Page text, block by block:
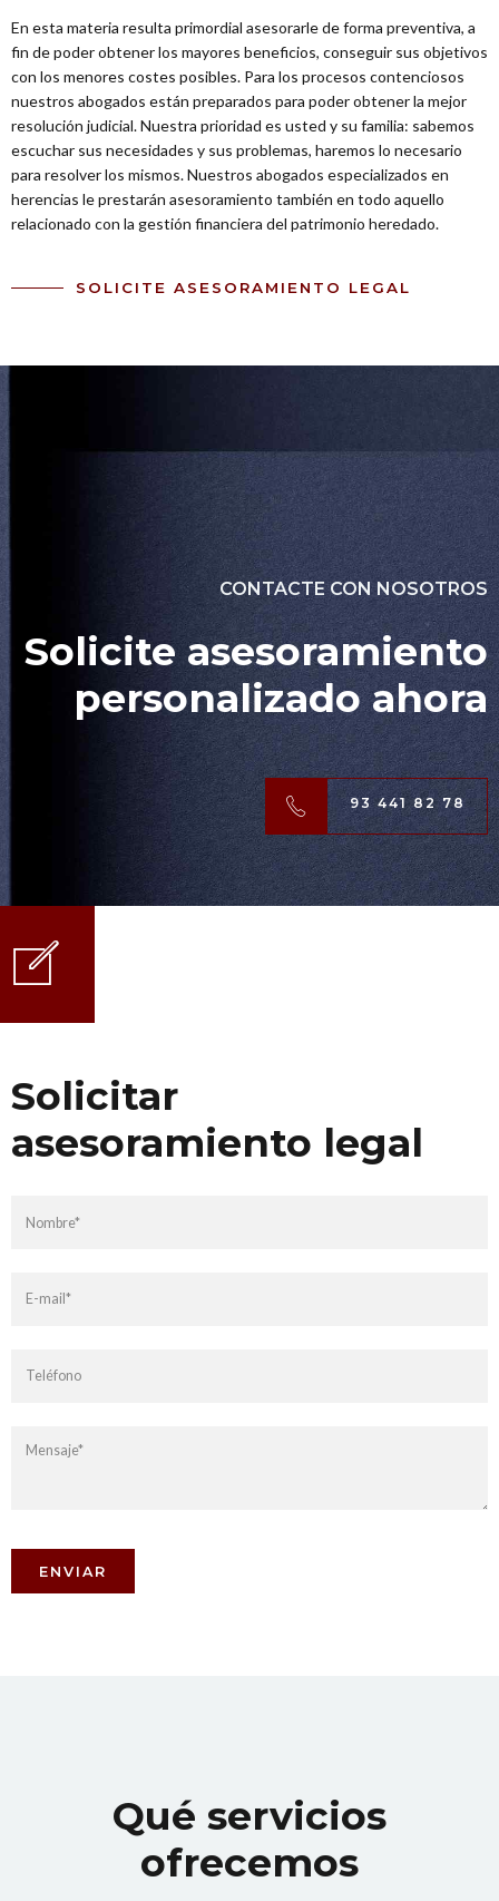
En esta materia resulta primordial asesorarle de forma preventiva, a
fin de poder obtener los mayores beneficios, conseguir sus objetivos
con los menores costes posibles. Para los procesos contenciosos
nuestros abogados están preparados para poder obtener la mejor
resolución judicial. Nuestra prioridad es usted y su familia: sabemos
escuchar sus necesidades y sus problemas, haremos lo necesario
para resolver los mismos. Nuestros abogados especializados en
herencias le prestarán asesoramiento también en todo aquello
relacionado con la gestión financiera del patrimonio heredado.
SOLICITE ASESORAMIENTO LEGAL
CONTACTE CON NOSOTROS
Solicite asesoramiento
personalizado ahora
93 441 82 78
Solicitar
asesoramiento legal
Qué servicios
ofrecemos